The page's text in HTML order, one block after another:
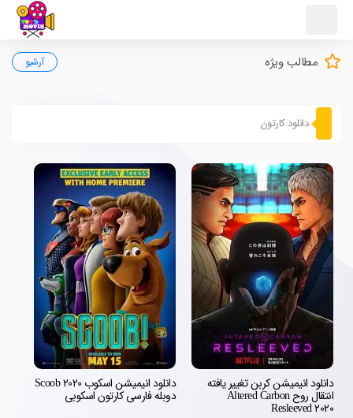
مطالب ویژه آرشیو
دانلود کارتون
دانلود انیمیشن کربن تغییر یافته
انتقال روح Altered Carbon
Resleeved 2020
دانلود انیمیشن اسکوب Scoob 2020
دوبله فارسی کارتون اسکوبی